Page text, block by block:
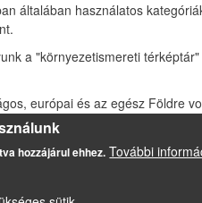
általában használatos
a "környezetismereti
európai és az egész Földre
lehetnek fénykép formában,
érheti el.
hozzájárul ehhez. További